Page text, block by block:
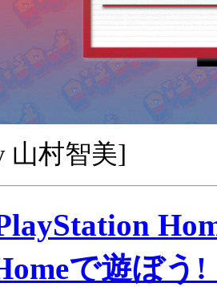
山村智美]
PlayStation
で遊ぼ